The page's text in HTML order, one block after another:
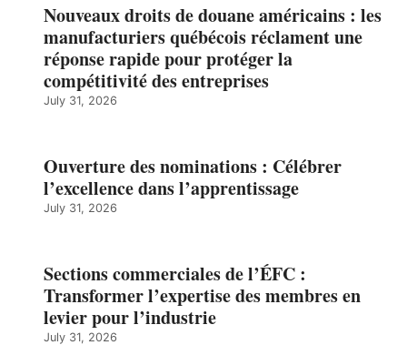
Nouveaux droits de douane américains : les
manufacturiers québécois réclament une
réponse rapide pour protéger la
compétitivité des entreprises
July 31, 2026
Ouverture des nominations : Célébrer
l’excellence dans l’apprentissage
July 31, 2026
Sections commerciales de l’ÉFC :
Transformer l’expertise des membres en
levier pour l’industrie
July 31, 2026